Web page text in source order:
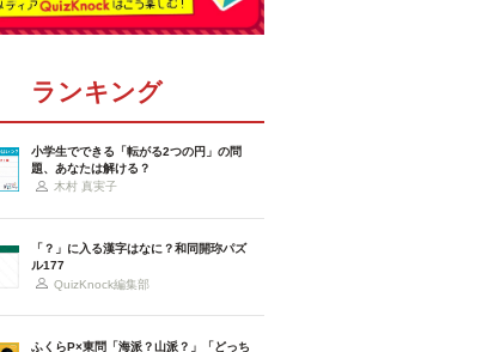
ランキング
小学生でできる「転がる2つの円」の問
題、あなたは解ける？
木村 真実子
「？」に入る漢字はなに？和同開珎パズ
ル177
QuizKnock編集部
ふくらP×東問「海派？山派？」「どっち